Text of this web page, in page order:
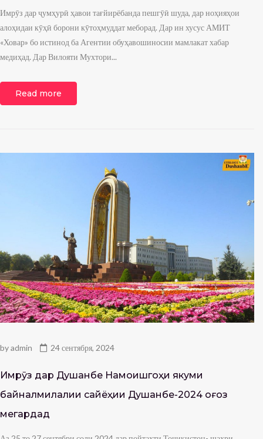
Имрӯз дар ҷумҳурӣ ҳавои тағйирёбанда пешгӯӣ шуда, дар ноҳияҳои
алоҳидаи кӯҳӣ борони кӯтоҳмуддат меборад. Дар ин хусус АМИТ
«Ховар» бо истинод ба Агентии обуҳавошиносии мамлакат хабар
медиҳад. Дар Вилояти Мухтори...
Read more
byadmin 24 сентября, 2024
Имрӯз дар Душанбе Намоишгоҳи якуми
байналмилалии сайёҳии Душанбе-2024 оғоз
мегардад